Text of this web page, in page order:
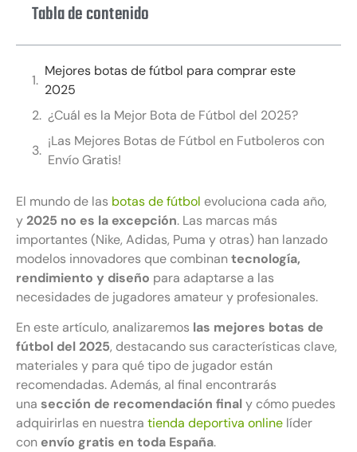
Tabla de contenido
Mejores botas de fútbol para comprar este
2025
¿Cuál es la Mejor Bota de Fútbol del 2025?
¡Las Mejores Botas de Fútbol en Futboleros con
Envío Gratis!
El mundo de las botas de fútbol evoluciona cada año,
y2025 no es la excepción. Las marcas más
importantes (Nike, Adidas, Puma y otras) han lanzado
modelos innovadores que combinantecnología,
rendimiento y diseño para adaptarse a las
necesidades de jugadores amateur y profesionales.
En este artículo, analizaremos las mejores botas de
fútbol del 2025, destacando sus características clave,
materiales y para qué tipo de jugador están
recomendadas. Además, al final encontrarás
una sección de recomendación finaly cómo puedes
adquirirlas en nuestra tienda deportiva online líder
con envío gratis en toda España.